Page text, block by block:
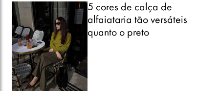
5 cores de calça de
alfaiataria tão versáteis
quanto o preto